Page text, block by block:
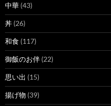
中華 (43)
丼 (26)
和食 (117)
御飯のお伴 (22)
思い出 (15)
揚げ物 (39)